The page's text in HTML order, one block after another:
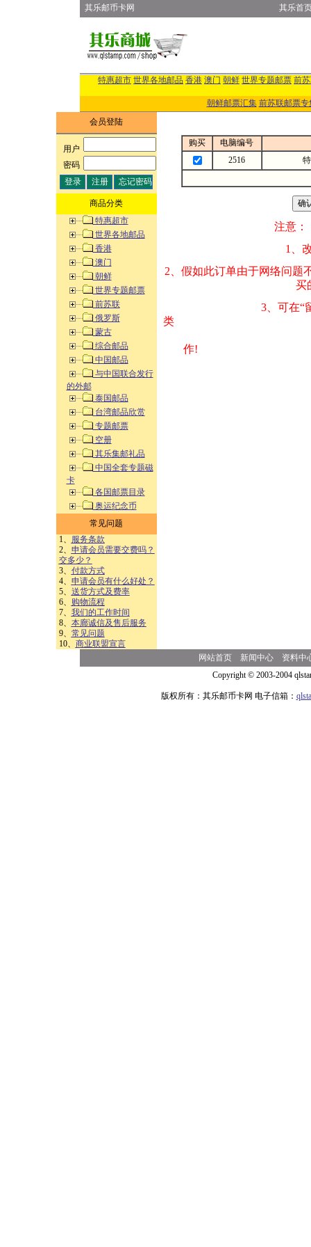
其乐邮币卡网 其乐首
特惠超市 世界各地邮品 香港 澳门 朝鲜 世界专题邮票 前
朝鲜邮票汇集 前苏联邮票专
会员登陆
用户:
密码:
商品分类
特惠超市
世界各地邮品
香港
澳门
朝鲜
世界专题邮票
前苏联
俄罗斯
蒙古
综合邮品
中国邮品
与中国联合发行
的外邮
泰国邮品
台湾邮品欣赏
专题邮票
空册
其乐集邮礼品
中国全套专题磁
卡
各国邮票目录
奥运纪念币
常见问题
1、
服务条款
2、 申请会员需要交费吗？
交多少？
3、 付款方式
4、 申请会员有什么好处？
5、 送货方式及费率
6、
购物流程
7、 我们的工作时间
8、 本廊诚信及售后服务
9、 常见问题
10、 商业联盟宣言
购买
电脑编号
2516
注意：
1、改变商品数量
2、假如此订单由
买的邮品的“
3、可在“
类 方式告之
作!
网站首页 新闻中心
资料中
Copyright © 2003-2004
版权所有：其乐邮币卡网 电子信箱：